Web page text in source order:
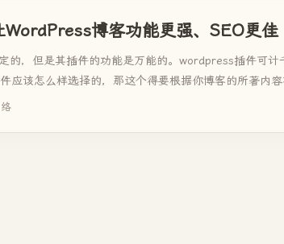
WordPress博客功能更强、SEO更佳
的，但是其插件的功能是万能的。wordpress插件可计
应该怎么样选择的，那这个得要根据你博客的所著内
选择与“图片处理”有关的插件等等。我...